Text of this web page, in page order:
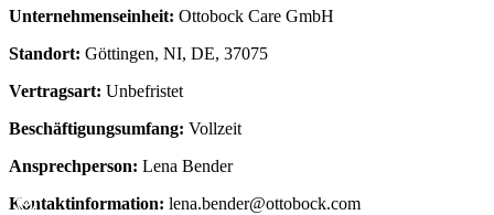
Unternehmenseinheit: Ottobock Care GmbH
Standort: Göttingen, NI, DE, 37075
Vertragsart: Unbefristet
Beschäftigungsumfang: Vollzeit
Ansprechperson: Lena Bender
Kontaktinformation: lena.bender@ottobock.com